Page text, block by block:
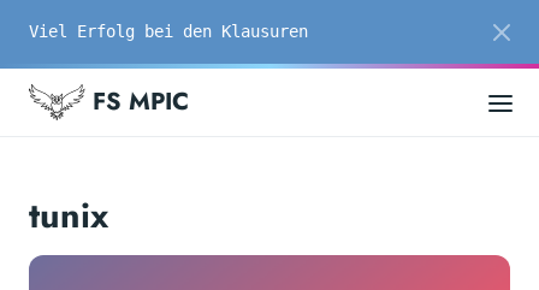
Viel Erfolg bei den Klausuren
FS MPIC
tunix